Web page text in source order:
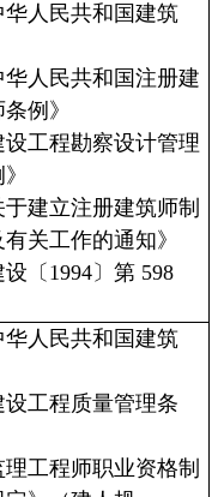
华人民共和国建筑
华人民共和国注册建
例》
设工程勘察设计管理
于建立注册建筑师制
有关工作的通知》
设〔1994〕第 598
华人民共和国建筑
设工程质量管理条
理工程师职业资格制